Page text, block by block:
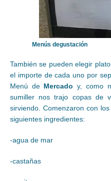
Menús degustación
También se pueden elegir
el importe de cada uno por
Menú de Mercado y, como
sumiller nos trajo copas de
sirviendo. Comenzaron con
siguientes ingredientes:
-agua de mar
-castañas